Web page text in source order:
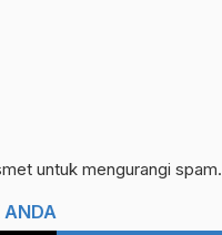
untuk mengurangi spam.
ANDA